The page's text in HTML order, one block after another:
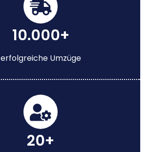
10.000+
erfolgreiche Umzüge
20+